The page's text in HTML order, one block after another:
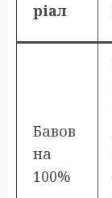
ріал
Бавов
на
100%